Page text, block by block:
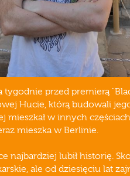
tygodnie przed premierą
Hucie, którą budowali
mieszkał w innych
mieszka w Berlinie.
najbardziej lubił historię.
ale od dziesięciu lat